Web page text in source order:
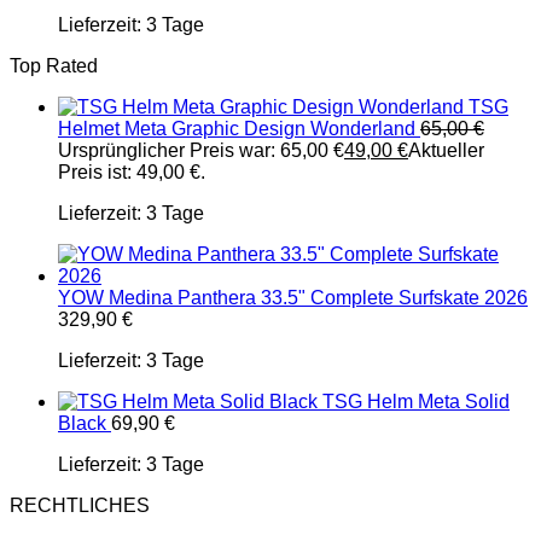
Lieferzeit: 3 Tage
Top Rated
TSG
Helmet Meta Graphic Design Wonderland 65,00€
Ursprünglicher Preis war: 65,00 €49,00 €Aktueller
Preis ist: 49,00 €.
Lieferzeit: 3 Tage
YOW Medina Panthera 33.5" Complete Surfskate 2026
329,90 €
Lieferzeit: 3 Tage
TSG Helm Meta Solid
Black 69,90 €
Lieferzeit: 3 Tage
RECHTLICHES